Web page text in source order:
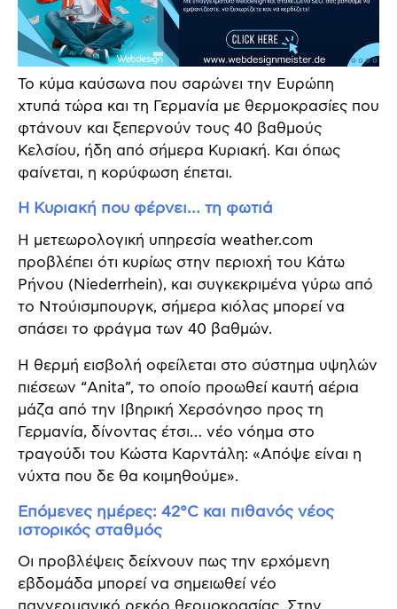
Το κύμα καύσωνα που σαρώνει την Ευρώπη
χτυπά τώρα και τη Γερμανία με θερμοκρασίες που
φτάνουν και ξεπερνούν τους 40 βαθμούς
Κελσίου, ήδη από σήμερα Κυριακή. Και όπως
φαίνεται, η κορύφωση έπεται.
Η Κυριακή που φέρνει… τη φωτιά
Η μετεωρολογική υπηρεσία weather.com
προβλέπει ότι κυρίως στην περιοχή του Κάτω
Ρήνου (Niederrhein), και συγκεκριμένα γύρω από
το Ντούισμπουργκ, σήμερα κιόλας μπορεί να
σπάσει το φράγμα των 40 βαθμών.
Η θερμή εισβολή οφείλεται στο σύστημα υψηλών
πιέσεων “Anita”, το οποίο προωθεί καυτή αέρια
μάζα από την Ιβηρική Χερσόνησο προς τη
Γερμανία, δίνοντας έτσι… νέο νόημα στο
τραγούδι του Κώστα Καρντάλη: «Απόψε είναι η
νύχτα που δε θα κοιμηθούμε».
Επόμενες ημέρες: 42°C και πιθανός νέος
ιστορικός σταθμός
Οι προβλέψεις δείχνουν πως την ερχόμενη
εβδομάδα μπορεί να σημειωθεί νέο